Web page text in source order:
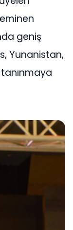
geniş
Yunanistan,
tanınmaya